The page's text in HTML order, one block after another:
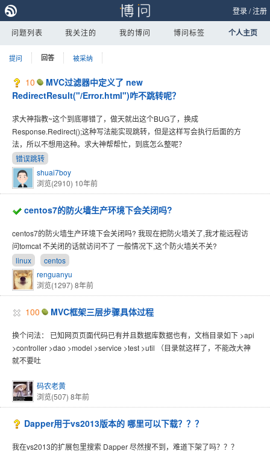
登录/注册
问题列表 我关注的 我的博问 博问标签 个人主页
提问 回答 被采纳
10
MVC过滤器中定义了 new
RedirectResult("/Error.html")咋不跳转呢？
求大神指教~这个到底哪错了，做天就出这个BUG了，换成
Response.Redirect();这种写法能实现跳转，但是这样写会执行后面的方
法，所以不想用这种。求大神帮帮忙，到底怎么整呢？
错误跳转
shuai7boy
浏览(2910) 10年前
centos7的防火墙生产环境下会关闭吗?
centos7的防火墙生产环境下会关闭吗? 我现在把防火墙关了,我才能远程访
问tomcat 不关闭的话就访问不了 一般情况下,这个防火墙关不关?
linux
centos
renguanyu
浏览(1297) 8年前
100 MVC框架三层步骤具体过程
换个问法： 已知网页页面代码已有并且数据库数据也有，文档目录如下 >api
>controller >dao >model >service >test >util （目录就这样了，不能改大神
就不要吐
码农老黄
浏览(507) 8年前
Dapper用于vs2013版本的 哪里可以下载？？？
我在vs2013的扩展包里搜索 Dapper 尽然搜不到，难道下架了吗？？？